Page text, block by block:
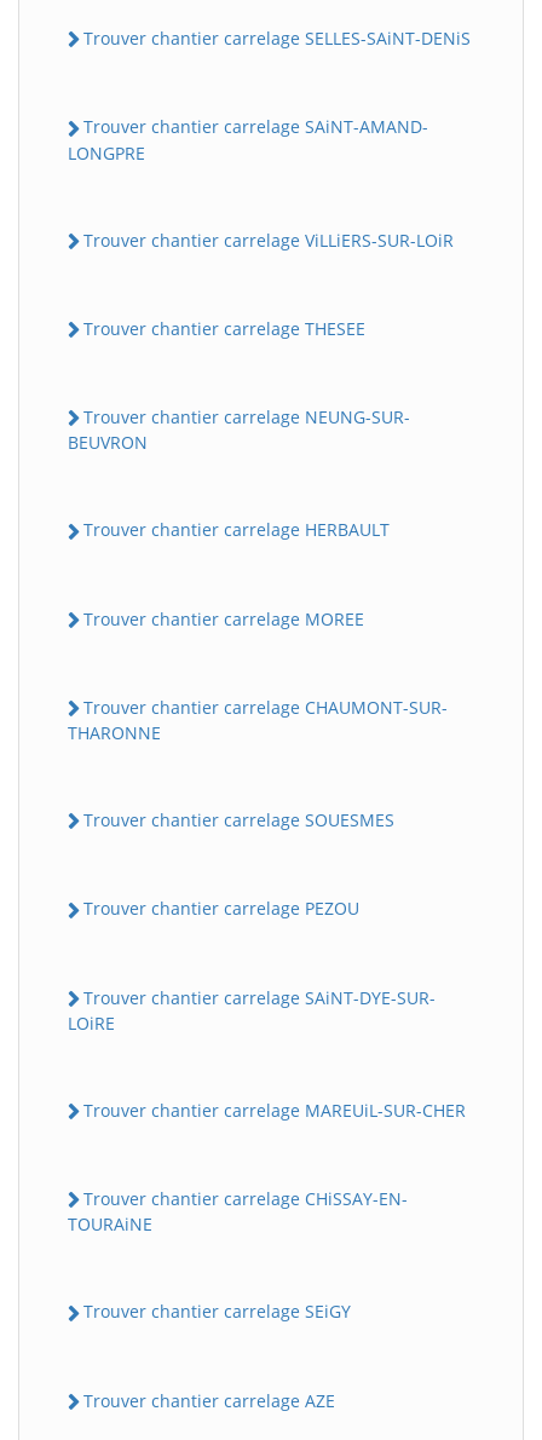
Trouver chantier carrelage SELLES-SAiNT-DENiS
Trouver chantier carrelage SAiNT-AMAND-
LONGPRE
Trouver chantier carrelage ViLLiERS-SUR-LOiR
Trouver chantier carrelage THESEE
Trouver chantier carrelage NEUNG-SUR-
BEUVRON
Trouver chantier carrelage HERBAULT
Trouver chantier carrelage MOREE
Trouver chantier carrelage CHAUMONT-SUR-
THARONNE
Trouver chantier carrelage SOUESMES
Trouver chantier carrelage PEZOU
Trouver chantier carrelage SAiNT-DYE-SUR-
LOiRE
Trouver chantier carrelage MAREUiL-SUR-CHER
Trouver chantier carrelage CHiSSAY-EN-
TOURAiNE
Trouver chantier carrelage SEiGY
Trouver chantier carrelage AZE